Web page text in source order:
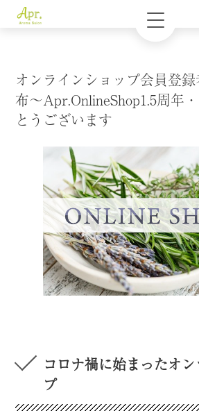
オンラインショップ会員登
布～Apr.OnlineShop1.5周年
とうございます
コロナ禍に始まったオ
プ